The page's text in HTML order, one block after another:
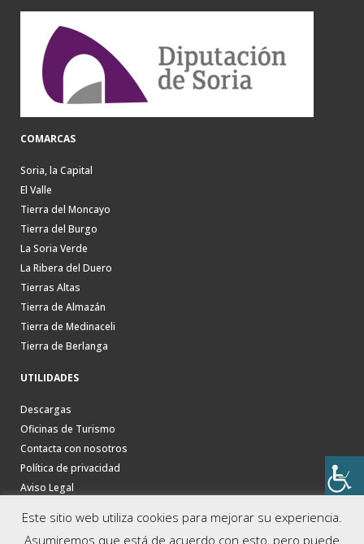
COMARCAS
Soria, la Capital
El Valle
Tierra del Moncayo
Tierra del Burgo
La Soria Verde
La Ribera del Duero
Tierras Altas
Tierra de Almazán
Tierra de Medinaceli
Tierra de Berlanga
UTILIDADES
Descargas
Oficinas de Turismo
Contacta con nosotros
Política de privacidad
Aviso Legal
Este sitio web utiliza cookies para mejorar su experiencia.
Asumiremos que está de acuerdo con esto, pero puede